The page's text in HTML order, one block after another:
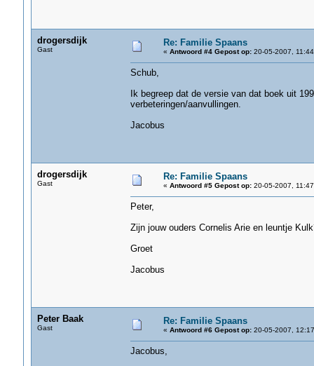
drogersdijk
Gast
Re: Familie Spaans
« Antwoord #4 Gepost op:20-05-2007,
Schub,
Ik begreep dat de versie van dat boek uit
verbeteringen/aanvullingen.
Jacobus
drogersdijk
Gast
Re: Familie Spaans
« Antwoord #5 Gepost op:20-05-2007,
Peter,
Zijn jouw ouders Cornelis Arie en leuntje
Groet
Jacobus
Peter Baak
Gast
Re: Familie Spaans
« Antwoord #6 Gepost op:20-05-2007,
Jacobus,